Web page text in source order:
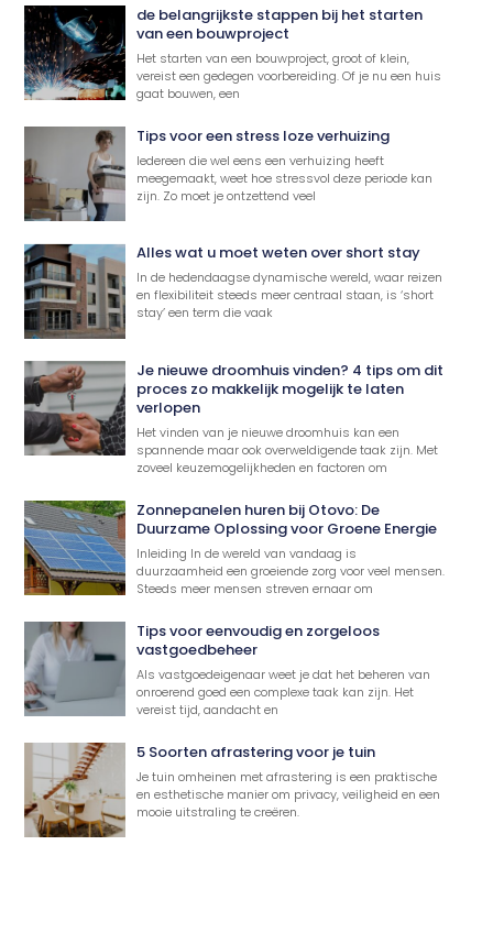
de belangrijkste stappen bij het starten
van een bouwproject
Het starten van een bouwproject, groot of klein,
vereist een gedegen voorbereiding. Of je nu een huis
gaat bouwen, een
Tips voor een stress loze verhuizing
Iedereen die wel eens een verhuizing heeft
meegemaakt, weet hoe stressvol deze periode kan
zijn. Zo moet je ontzettend veel
Alles wat u moet weten over short stay
In de hedendaagse dynamische wereld, waar reizen
en flexibiliteit steeds meer centraal staan, is ‘short
stay’ een term die vaak
Je nieuwe droomhuis vinden? 4 tips om dit
proces zo makkelijk mogelijk te laten
verlopen
Het vinden van je nieuwe droomhuis kan een
spannende maar ook overweldigende taak zijn. Met
zoveel keuzemogelijkheden en factoren om
Zonnepanelen huren bij Otovo: De
Duurzame Oplossing voor Groene Energie
Inleiding In de wereld van vandaag is
duurzaamheid een groeiende zorg voor veel mensen.
Steeds meer mensen streven ernaar om
Tips voor eenvoudig en zorgeloos
vastgoedbeheer
Als vastgoedeigenaar weet je dat het beheren van
onroerend goed een complexe taak kan zijn. Het
vereist tijd, aandacht en
5 Soorten afrastering voor je tuin
Je tuin omheinen met afrastering is een praktische
en esthetische manier om privacy, veiligheid en een
mooie uitstraling te creëren.